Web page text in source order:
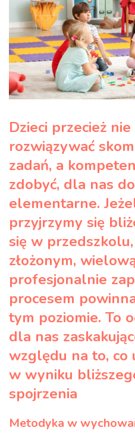
Dzieci przecież
rozwiązywać
zadań, a
zdobyć, dla nas
elementarne.
przyjrzymy się
się w
złożonym,
profesjonalnie
procesem
tym poziomie. To
dla nas
względu na to, co
w wyniku
spojrzenia
Metodyka w